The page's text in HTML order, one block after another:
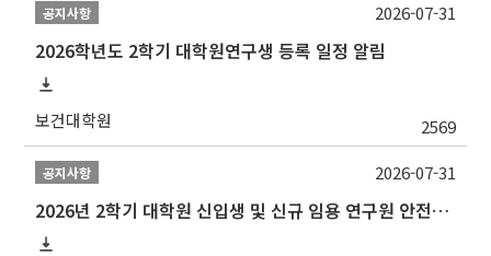
공지사항
2026학년도 2학기 대학원연구생 등록 일정 알림
보건대학원 2569
2026-07-31
공지사항
2026년 2학기 대학원 신입생 및 신규 임용 연구원 안전환경교육(신규교육) 실시 안내
2026-07-31